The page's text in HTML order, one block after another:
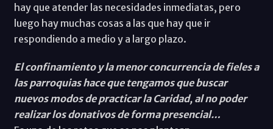
hay que atender las necesidades inmediatas, pero
luego hay muchas cosas a las que hay que ir
respondiendo a medio y a largo plazo.
El confinamiento y la menor concurrencia de fieles a
las parroquias hace que tengamos que buscar
nuevos modos de practicar la Caridad, al no poder
realizar los donativos de forma presencial…